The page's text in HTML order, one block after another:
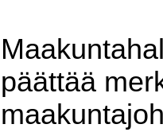
päättää